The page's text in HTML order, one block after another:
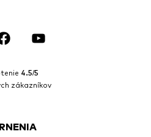
4.5/5
zákazníkov